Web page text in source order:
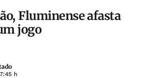
Fluminense afasta
jogo
h